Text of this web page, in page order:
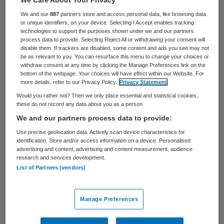
Ziekenhuis VieCuri in Venlo is maandag
enkele uren lang getroffen door een
computerstoring. Als gevolg daarvan zijn
enkele operaties maandagmiddag
geannuleerd. Ook afspraken op de
poliklinieken gingen tijdens de storing niet
door, maakte het ziekenhuis bekend.
Ambulances werden naar omliggende
ziekenhuizen gestuurd. De computers
vielen rond half 11 uit als gevolg van
overbelasting van het netwerk. Rond kwart
voor 3 was de storing verholpen. Operaties
die voor later gepland waren, konden
doorgaan. Ook mensen die nadien nog voor
We and our887 partners store and access personal data, like browsing data
or unique identifiers, on your device. Selecting I Accept enables tracking
technologies to support the purposes shown under we and our partners
process data to provide. Selecting Reject All or withdrawing your consent will
disable them. If trackers are disabled, some content and ads you see may not
be as relevant to you. You can resurface this menu to change your choices or
withdraw consent at any time by clicking the Manage Preferences link on the
bottom of the webpage. Your choices will have effect within our Website. For
more details, refer to our Privacy Policy.
Privacy Statement
Would you rather not? Then we only place essential and statistical cookies,
these do not record any data about you as a person
We and our partners process data to provide:
Use precise geolocation data. Actively scan device characteristics for
identification. Store and/or access information on a device. Personalised
advertising and content, advertising and content measurement, audience
research and services development.
List of Partners (vendors)
Manage Preferences